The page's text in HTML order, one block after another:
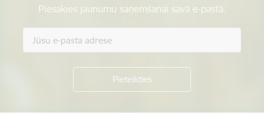
Piesakies jaunumu saņemšanai savā e-pastā.